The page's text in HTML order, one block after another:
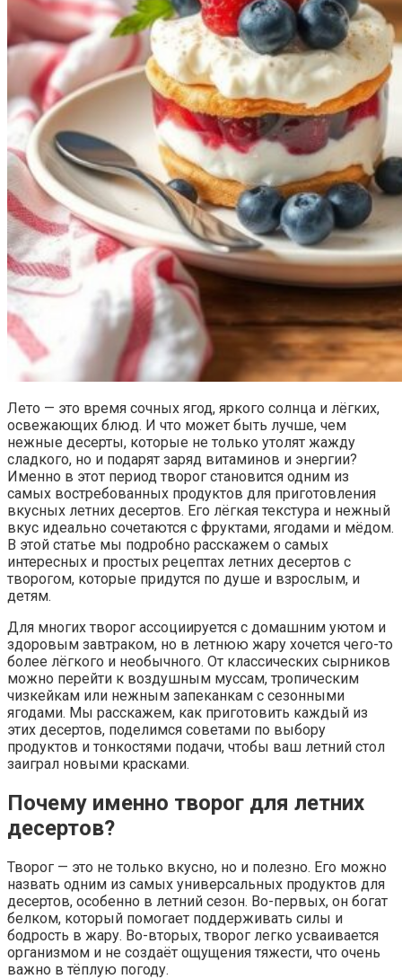
Лето — это время сочных ягод, яркого солнца и лёгких,
освежающих блюд. И что может быть лучше, чем
нежные десерты, которые не только утолят жажду
сладкого, но и подарят заряд витаминов и энергии?
Именно в этот период творог становится одним из
самых востребованных продуктов для приготовления
вкусных летних десертов. Его лёгкая текстура и нежный
вкус идеально сочетаются с фруктами, ягодами и мёдом.
В этой статье мы подробно расскажем о самых
интересных и простых рецептах летних десертов с
творогом, которые придутся по душе и взрослым, и
детям.
Для многих творог ассоциируется с домашним уютом и
здоровым завтраком, но в летнюю жару хочется чего-то
более лёгкого и необычного. От классических сырников
можно перейти к воздушным муссам, тропическим
чизкейкам или нежным запеканкам с сезонными
ягодами. Мы расскажем, как приготовить каждый из
этих десертов, поделимся советами по выбору
продуктов и тонкостями подачи, чтобы ваш летний стол
заиграл новыми красками.
Почему именно творог для летних
десертов?
Творог — это не только вкусно, но и полезно. Его можно
назвать одним из самых универсальных продуктов для
десертов, особенно в летний сезон. Во-первых, он богат
белком, который помогает поддерживать силы и
бодрость в жару. Во-вторых, творог легко усваивается
организмом и не создаёт ощущения тяжести, что очень
важно в тёплую погоду.